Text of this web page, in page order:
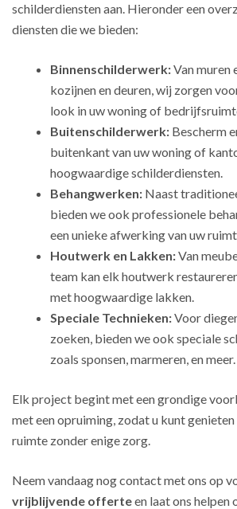
schilderdiensten aan. Hieronder een
diensten die we bieden:
Binnenschilderwerk:Van muren
kozijnen en deuren, wij zorgen
look in uw woning of
Buitenschilderwerk: Bescherm
buitenkant van uw woning of
hoogwaardige schilderdiensten.
Behangwerken: Naast
bieden we ook professionele
een unieke afwerking van uw
Houtwerk en Lakken:Van
team kan elk houtwerk
met hoogwaardige lakken.
Speciale Technieken:Voor
zoeken, bieden we ook speciale
zoals sponsen, marmeren, en meer.
Elk project begint met een grondige
met een opruiming, zodat u kunt
ruimte zonder enige zorg.
Neem vandaag nog contact met ons op
vrijblijvende offerteen laat ons helpen